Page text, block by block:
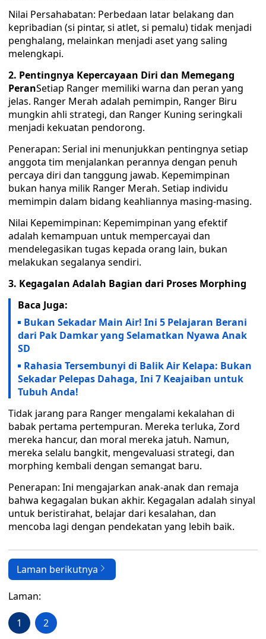
Nilai Persahabatan: Perbedaan latar belakang dan
kepribadian (si pintar, si atlet, si pemalu) tidak menjadi
penghalang, melainkan menjadi aset yang saling
melengkapi.
2. Pentingnya Kepercayaan Diri dan Memegang
PeranSetiap Ranger memiliki warna dan peran yang
jelas. Ranger Merah adalah pemimpin, Ranger Biru
mungkin ahli strategi, dan Ranger Kuning seringkali
menjadi kekuatan pendorong.
Penerapan: Serial ini menunjukkan pentingnya setiap
anggota tim menjalankan perannya dengan penuh
percaya diri dan tanggung jawab. Kepemimpinan
bukan hanya milik Ranger Merah. Setiap individu
memimpin dalam bidang keahliannya masing-masing.
Nilai Kepemimpinan: Kepemimpinan yang efektif
adalah kemampuan untuk mempercayai dan
mendelegasikan tugas kepada orang lain, bukan
melakukan segalanya sendiri.
3. Kegagalan Adalah Bagian dari Proses Morphing
Baca Juga:
Bukan Sekadar Main Air! Ini 5 Pelajaran Berani
dari Pak Damkar yang Selamatkan Nyawa Anak
SD
Rahasia Tersembunyi di Balik Air Kelapa: Bukan
Sekadar Pelepas Dahaga, Ini 7 Keajaiban untuk
Tubuh Anda!
Tidak jarang para Ranger mengalami kekalahan di
babak pertama pertempuran. Mereka terluka, Zord
mereka hancur, dan moral mereka jatuh. Namun,
mereka selalu bangkit, mengevaluasi strategi, dan
morphing kembali dengan semangat baru.
Penerapan: Ini mengajarkan anak-anak dan remaja
bahwa kegagalan bukan akhir. Kegagalan adalah sinyal
untuk beristirahat, belajar dari kesalahan, dan
mencoba lagi dengan pendekatan yang lebih baik.
Laman berikutnya
Laman:
1 2